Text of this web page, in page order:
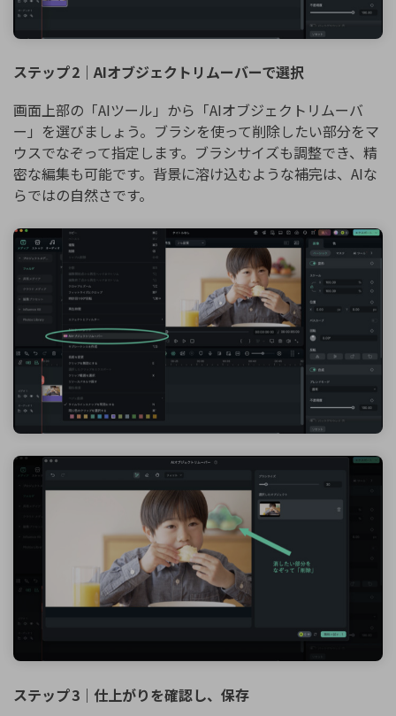
ステップ 2｜AIオブジェクトリムーバーで選択
画面上部の「AIツール」から「AIオブジェクトリムーバ
ー」を選びましょう。ブラシを使って削除したい部分をマ
ウスでなぞって指定します。ブラシサイズも調整でき、精
密な編集も可能です。背景に溶け込むような補完は、AIな
らではの自然さです。
ステップ3｜仕上がりを確認し、保存